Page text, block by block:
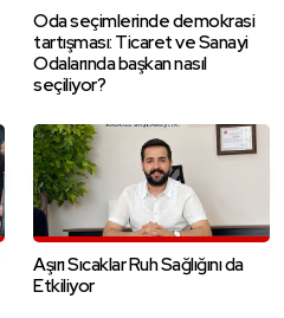
Oda seçimlerinde demokrasi
tartışması: Ticaret ve Sanayi
Odalarında başkan nasıl
seçiliyor?
Aşırı Sıcaklar Ruh Sağlığını da
Etkiliyor